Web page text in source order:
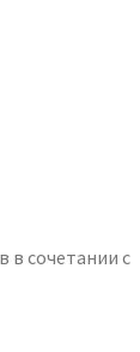
в сочетании с